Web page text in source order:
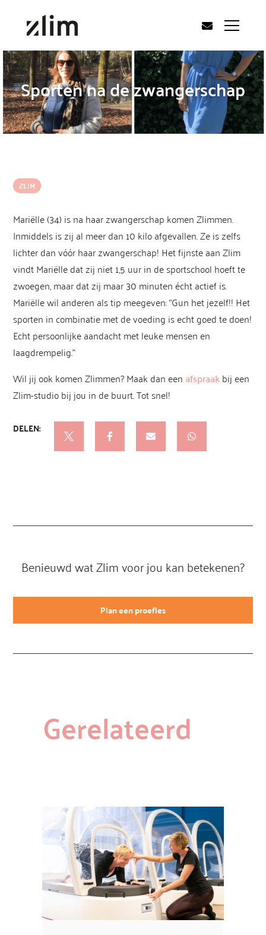
Sporten na de zwangerschap
ZLIM
Mariëlle (34) is na haar zwangerschap komen Zlimmen.
Inmiddels is zij al meer dan 10 kilo afgevallen. Ze is zelfs
lichter dan vóór haar zwangerschap! Het fijnste aan Zlim
vindt Mariëlle dat zij niet 1,5 uur in de sportschool hoeft te
zwoegen, maar dat zij maar 30 minuten écht actief is.
Mariëlle wil anderen als tip meegeven: “Gun het jezelf!! Het
sporten in combinatie met de voeding is echt goed te doen!
Echt persoonlijke aandacht met leuke mensen en
laagdrempelig.”
Wil jij ook komen Zlimmen? Maak dan een afspraakbij een
Zlim-studio bij jou in de buurt. Tot snel!

Benieuwd wat Zlim voor jou kan betekenen?
Plan een proefles
Gerelateerd